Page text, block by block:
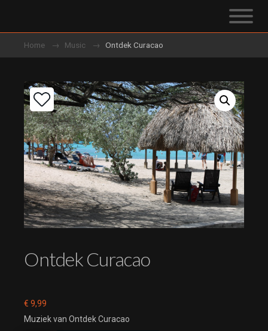
Home Music Ontdek Curacao
Ontdek Curacao
€ 9,99
Muziek van Ontdek Curacao